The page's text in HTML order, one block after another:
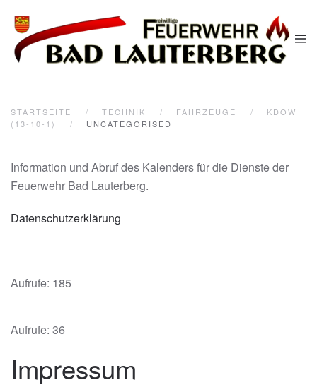
Zum Hauptinhalt springen
STARTSEITE TECHNIK FAHRZEUGE
KDOW
(13-10-1)
UNCATEGORISED
Information und Abruf des Kalenders für die Dienste der
Feuerwehr Bad Lauterberg.
Datenschutzerklärung
Aufrufe: 185
Aufrufe: 36
Impressum